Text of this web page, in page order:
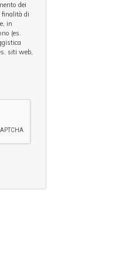
dei
finalità di
in
(es.
siti web,